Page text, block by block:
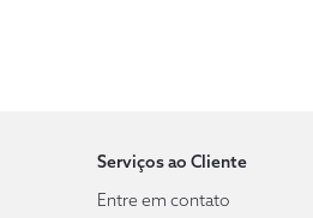
Serviços ao Cliente
Entre em contato